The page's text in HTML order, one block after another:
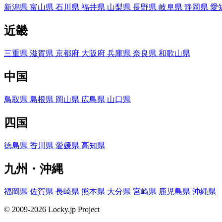
新潟県 富山県 石川県 福井県 山梨県 長野県 岐阜県 静岡県 愛
近畿
三重県 滋賀県 京都府 大阪府 兵庫県 奈良県 和歌山県
中国
鳥取県 島根県 岡山県 広島県 山口県
四国
徳島県 香川県 愛媛県 高知県
九州・沖縄
福岡県 佐賀県 長崎県 熊本県 大分県 宮崎県 鹿児島県 沖縄県
© 2009-2026 Locky.jp Project